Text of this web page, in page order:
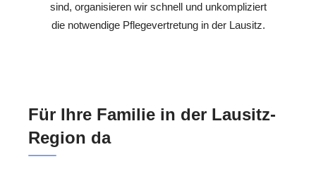
sind, organisieren wir schnell und unkompliziert
die notwendige Pflegevertretung in der Lausitz.
Für Ihre Familie in der Lausitz-
Region da